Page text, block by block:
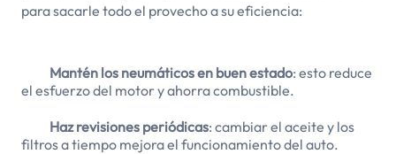
para sacarle todo el provecho a su eficiencia:
Mantén los neumáticos en buen estado: esto reduce
el esfuerzo del motor y ahorra combustible.
Haz revisiones periódicas: cambiar el aceite y los
filtros a tiempo mejora el funcionamiento del auto.